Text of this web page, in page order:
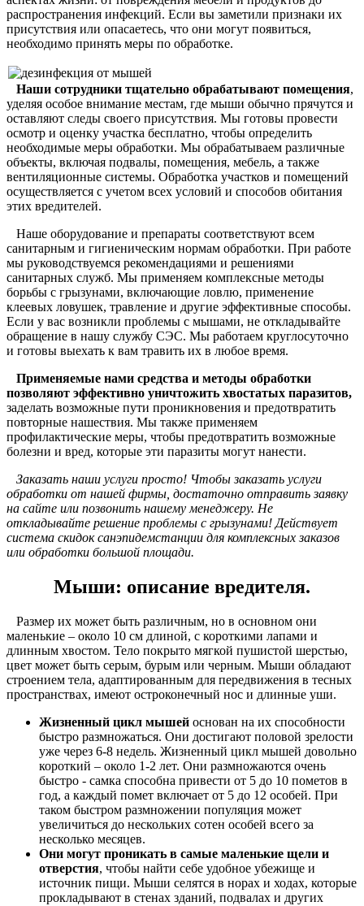
распространения инфекций. Если вы заметили признаки их
присутствия или опасаетесь, что они могут появиться,
необходимо принять меры по обработке.
Наши сотрудники тщательно обрабатывают помещения,
уделяя особое внимание местам, где мыши обычно прячутся и
оставляют следы своего присутствия. Мы готовы провести
осмотр и оценку участка бесплатно, чтобы определить
необходимые меры обработки. Мы обрабатываем различные
объекты, включая подвалы, помещения, мебель, а также
вентиляционные системы. Обработка участков и помещений
осуществляется с учетом всех условий и способов обитания
этих вредителей.
Наше оборудование и препараты соответствуют всем
санитарным и гигиеническим нормам обработки. При работе
мы руководствуемся рекомендациями и решениями
санитарных служб. Мы применяем комплексные методы
борьбы с грызунами, включающие ловлю, применение
клеевых ловушек, травление и другие эффективные способы.
Если у вас возникли проблемы с мышами, не откладывайте
обращение в нашу службу СЭС. Мы работаем круглосуточно
и готовы выехать к вам травить их в любое время.
Применяемые нами средства и методы обработки
позволяют эффективно уничтожить хвостатых паразитов,
заделать возможные пути проникновения и предотвратить
повторные нашествия. Мы также применяем
профилактические меры, чтобы предотвратить возможные
болезни и вред, которые эти паразиты могут нанести.
Заказать наши услуги просто! Чтобы заказать услуги
обработки от нашей фирмы, достаточно отправить заявку
на сайте или позвонить нашему менеджеру. Не
откладывайте решение проблемы с грызунами! Действует
система скидок санэпидемстанции для комплексных заказов
или обработки большой площади.
Мыши: описание вредителя.
Размер их может быть различным, но в основном они
маленькие – около 10 см длиной, с короткими лапами и
длинным хвостом. Тело покрыто мягкой пушистой шерстью,
цвет может быть серым, бурым или черным. Мыши обладают
строением тела, адаптированным для передвижения в тесных
пространствах, имеют остроконечный нос и длинные уши.
Жизненный цикл мышей основан на их способности
быстро размножаться. Они достигают половой зрелости
уже через 6-8 недель. Жизненный цикл мышей довольно
короткий – около 1-2 лет. Они размножаются очень
быстро - самка способна привести от 5 до 10 пометов в
год, а каждый помет включает от 5 до 12 особей. При
таком быстром размножении популяция может
увеличиться до нескольких сотен особей всего за
несколько месяцев.
Они могут проникать в самые маленькие щели и
отверстия, чтобы найти себе удобное убежище и
источник пищи. Мыши селятся в норах и ходах, которые
прокладывают в стенах зданий, подвалах и других